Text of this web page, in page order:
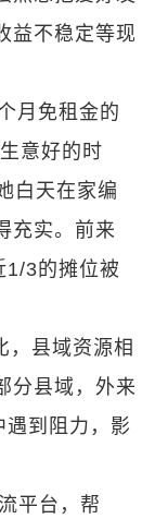
益不稳定等现
月免租金的
意好的时
白天在家编
充实。前来
1/3的摊位被
，县域资源相
分县域，外来
遇到阻力，影
平台，帮